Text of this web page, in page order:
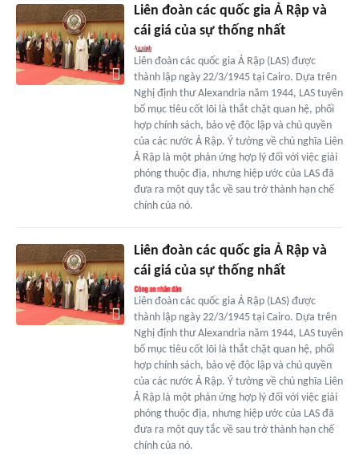
Liên đoàn các quốc gia Ả Rập và
cái giá của sự thống nhất
Liên đoàn các quốc gia Ả Rập (LAS) được
thành lập ngày 22/3/1945 tại Cairo. Dựa trên
Nghị định thư Alexandria năm 1944, LAS tuyên
bố mục tiêu cốt lõi là thắt chặt quan hệ, phối
hợp chính sách, bảo vệ độc lập và chủ quyền
của các nước Ả Rập. Ý tưởng về chủ nghĩa Liên
Ả Rập là một phản ứng hợp lý đối với việc giải
phóng thuộc địa, nhưng hiệp ước của LAS đã
đưa ra một quy tắc về sau trở thành hạn chế
chính của nó.
Liên đoàn các quốc gia Ả Rập và
cái giá của sự thống nhất
Liên đoàn các quốc gia Ả Rập (LAS) được
thành lập ngày 22/3/1945 tại Cairo. Dựa trên
Nghị định thư Alexandria năm 1944, LAS tuyên
bố mục tiêu cốt lõi là thắt chặt quan hệ, phối
hợp chính sách, bảo vệ độc lập và chủ quyền
của các nước Ả Rập. Ý tưởng về chủ nghĩa Liên
Ả Rập là một phản ứng hợp lý đối với việc giải
phóng thuộc địa, nhưng hiệp ước của LAS đã
đưa ra một quy tắc về sau trở thành hạn chế
chính của nó.